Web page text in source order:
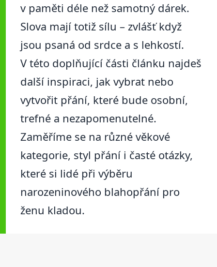
v paměti déle než samotný dárek.
Slova mají totiž sílu – zvlášť když
jsou psaná od srdce a s lehkostí.
V této doplňující části článku najdeš
další inspiraci, jak vybrat nebo
vytvořit přání, které bude osobní,
trefné a nezapomenutelné.
Zaměříme se na různé věkové
kategorie, styl přání i časté otázky,
které si lidé při výběru
narozeninového blahopřání pro
ženu kladou.